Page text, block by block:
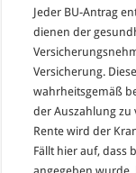
Jeder BU-Antrag
dienen der
Versicherung.
wahrheitsgemäß
der Auszahlung zu
Rente wird der
Fällt hier auf, dass